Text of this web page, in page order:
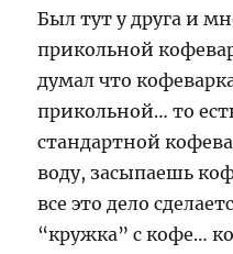
Был тут у друга и
прикольной
думал что
прикольной… то
стандартной
воду, засыпаешь
все это дело
“кружка” с кофе…